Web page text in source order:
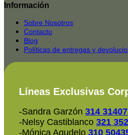
Rated
2025-
Información
Sobre Nosotros
Contacto
Blog
Políticas de entregas y
Líneas Exclusivas
-Sandra Garzón 314
-Nelsy Castiblanco 321
-Mónica Agudelo 310